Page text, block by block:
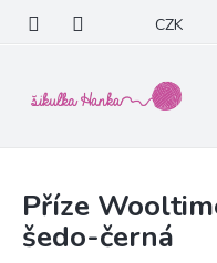
obsah
CZK
Příze
šedo-černá